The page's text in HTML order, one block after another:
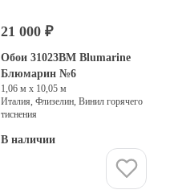
21 000 ₽
Обои 31023BM Blumarine
Блюмарин №6
1,06 м х 10,05 м
Италия, Флизелин, Винил горячего
тиснения
В наличии